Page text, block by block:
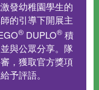
發幼稚園學生的
的引導下開展主
® DUPLO® 積
與公眾分享。隊
，獲取官方獎項
予評語。